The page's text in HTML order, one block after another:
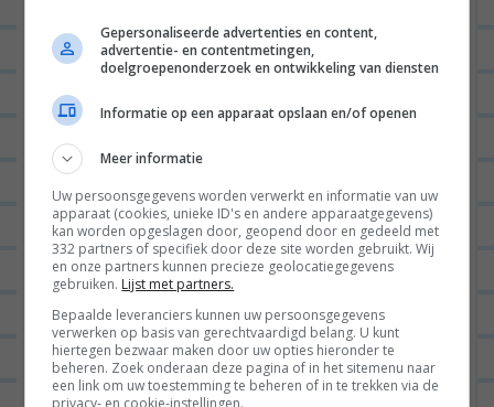
Naam
E-mail*
Site
Gepersonaliseerde advertenties en content,
advertentie- en contentmetingen,
doelgroepenonderzoek en ontwikkeling van diensten
Informatie op een apparaat opslaan en/of openen
Meer informatie
Uw persoonsgegevens worden verwerkt en informatie van uw
apparaat (cookies, unieke ID's en andere apparaatgegevens)
kan worden opgeslagen door, geopend door en gedeeld met
332 partners of specifiek door deze site worden gebruikt. Wij
en onze partners kunnen precieze geolocatiegegevens
gebruiken. Lijst met partners.
Bepaalde leveranciers kunnen uw persoonsgegevens
verwerken op basis van gerechtvaardigd belang. U kunt
hiertegen bezwaar maken door uw opties hieronder te
beheren. Zoek onderaan deze pagina of in het sitemenu naar
een link om uw toestemming te beheren of in te trekken via de
privacy- en cookie-instellingen.